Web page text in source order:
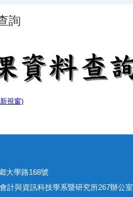
詢
視窗)
學路168號
科技學系暨研究所267辦公室